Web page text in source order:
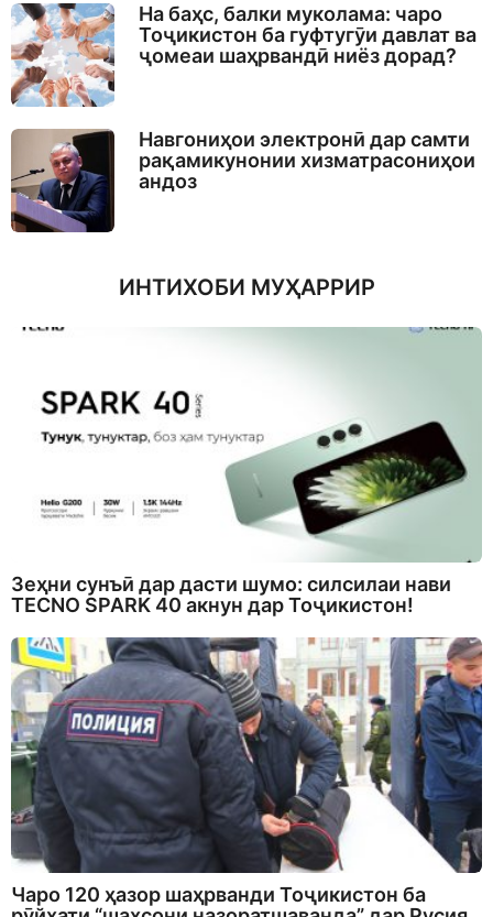
На баҳс, балки муколама: чаро
Тоҷикистон ба гуфтугӯи давлат ва
ҷомеаи шаҳрвандӣ ниёз дорад?
Навгониҳои электронӣ дар самти
рақамикунонии хизматрасониҳои
андоз
ИНТИХОБИ МУҲАРРИР
Зеҳни сунъӣ дар дасти шумо: силсилаи нави
TECNO SPARK 40 акнун дар Тоҷикистон!
Чаро 120 ҳазор шаҳрванди Тоҷикистон ба